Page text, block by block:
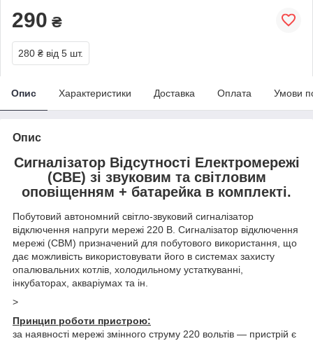
290 ₴
280 ₴ від 5 шт.
Опис Характеристики Доставка Оплата Умови
Опис
Сигналізатор Відсутності Електромережі
(СВЕ) зі звуковим та світловим
оповіщенням + батарейка в комплекті.
Побутовий автономний світло-звуковий сигналізатор
відключення напруги мережі 220 В. Сигналізатор відключення
мережі (СВМ) призначений для побутового використання, що
дає можливість використовувати його в системах захисту
опалювальних котлів, холодильному устаткуванні,
інкубаторах, акваріумах та ін.
>
Принцип роботи пристрою:
за наявності мережі змінного струму 220 вольтів — пристрій є